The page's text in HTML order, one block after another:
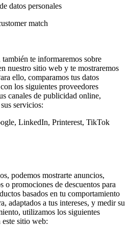
datos personales
match
te informaremos sobre
nuestro sitio web y te mostraremos
ello, comparamos tus datos
los siguientes proveedores
canales de publicidad online,
servicios:
LinkedIn, Printerest, TikTok
podemos mostrarte anuncios,
o promociones de descuentos para
basados en tu comportamiento
adaptados a tus intereses, y medir su
utilizamos los siguientes
este sitio web: